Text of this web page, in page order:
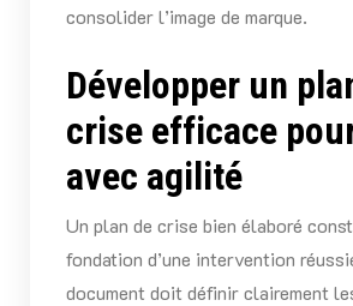
consolider l’image de marque.
Développer un
crise efficace
avec agilité
Un plan de crise bien élaboré
fondation d’une intervention
document doit définir clairement